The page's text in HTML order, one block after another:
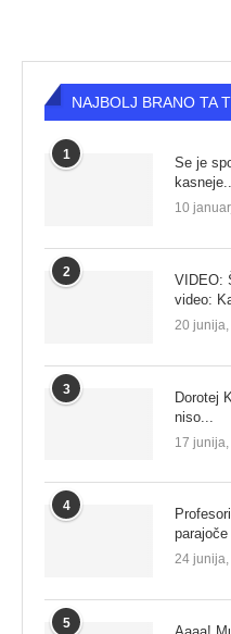
NAJBOLJ BRANO TA
1
Se je
10
2
VIDEO:
video:
20 junija,
3
Dorotej
niso...
17
4
24 junija,
5